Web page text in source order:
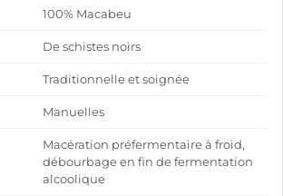
100% Macabeu
De schistes noirs
Traditionnelle et soignée
Manuelles
Macération préfermentaire à froid,
débourbage en fin de fermentation
alcoolique